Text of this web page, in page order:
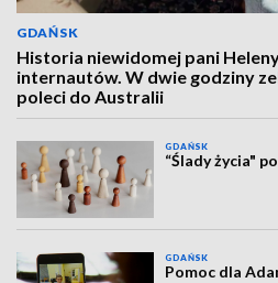
GDAŃSK
Historia niewidomej pani
internautów. W dwie godziny
poleci do Australii
GDAŃSK
“Ślady życia"
GDAŃSK
Pomoc dla